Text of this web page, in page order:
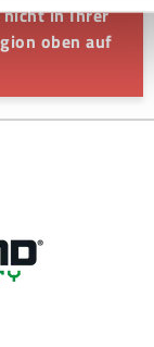
nicht in Ihrer
oben auf